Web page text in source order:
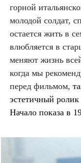
горной
молодой солдат,
остается жить в
влюбляется в
меняют жизнь
когда мы
перед фильмом,
эстетичный ролик
Начало показа в